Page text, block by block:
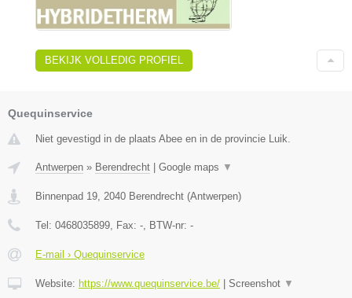
BEKIJK VOLLEDIG PROFIEL
Quequinservice
Niet gevestigd in de plaats Abee en in de provincie Luik.
Antwerpen » Berendrecht Google maps ▼
Binnenpad 19, 2040 Berendrecht (Antwerpen)
Tel: 0468035899, Fax: -, BTW-nr: -
E-mail › Quequinservice
Website: https://www.quequinservice.be/ Screenshot ▼